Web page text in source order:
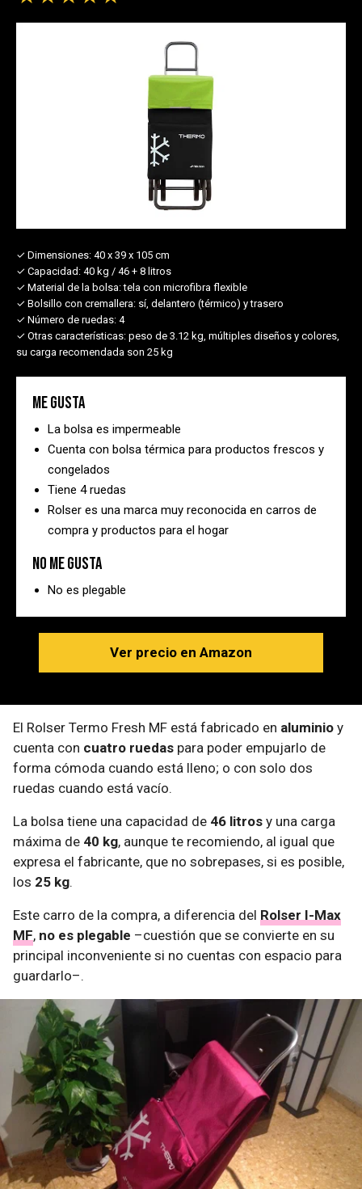
✓ Dimensiones: 40 x 39 x 105 cm
✓ Capacidad: 40 kg / 46 + 8 litros
✓ Material de la bolsa:tela con microfibra flexible
✓ Bolsillo con cremallera: sí, delantero (térmico) y trasero
✓ Número de ruedas: 4
✓ Otras características: peso de 3.12 kg, múltiples diseños y colores,
su carga recomendada son 25 kg
Me gusta
La bolsa es impermeable
Cuenta con bolsa térmica para productos frescos y
congelados
Tiene 4 ruedas
Rolser es una marca muy reconocida en carros de
compra y productos para el hogar
No me gusta
No es plegable
Ver precio en Amazon
El Rolser Termo Fresh MF está fabricado en aluminio y
cuenta con cuatro ruedas para poder empujarlo de
forma cómoda cuando está lleno; o con solo dos
ruedas cuando está vacío.
La bolsa tiene una capacidad de 46 litros y una carga
máxima de 40 kg, aunque te recomiendo, al igual que
expresa el fabricante, que no sobrepases, si es posible,
los 25 kg.
Este carro de la compra, a diferencia del Rolser I-Max
MF, no es plegable –cuestión que se convierte en su
principal inconveniente si no cuentas con espacio para
guardarlo–.